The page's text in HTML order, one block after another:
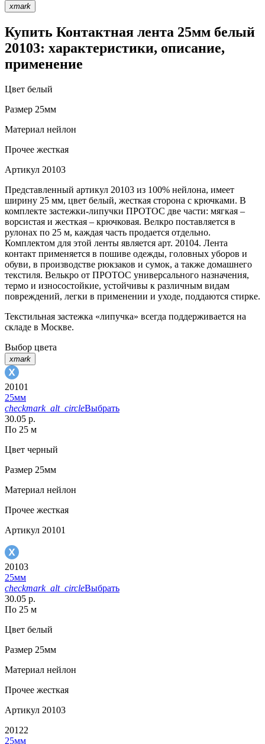
xmark
Купить Контактная лента 25мм белый
20103: характеристики, описание,
применение
Цвет белый
Размер 25мм
Материал нейлон
Прочее жесткая
Артикул 20103
Представленный артикул 20103 из 100% нейлона, имеет
ширину 25 мм, цвет белый, жесткая сторона с крючками. В
комплекте застежки-липучки ПРОТОС две части: мягкая –
ворсистая и жесткая – крючковая. Велкро поставляется в
рулонах по 25 м, каждая часть продается отдельно.
Комплектом для этой ленты является арт. 20104. Лента
контакт применяется в пошиве одежды, головных уборов и
обуви, в производстве рюкзаков и сумок, а также домашнего
текстиля. Велькро от ПРОТОС универсального назначения,
термо и износостойкие, устойчивы к различным видам
повреждений, легки в применении и уходе, поддаются стирке.
Текстильная застежка «липучка» всегда поддерживается на
складе в Москве.
Выбор цвета
xmark
20101
25мм
checkmark_alt_circleВыбрать
30.05 р.
По 25 м
Цвет черный
Размер 25мм
Материал нейлон
Прочее жесткая
Артикул 20101
20103
25мм
checkmark_alt_circleВыбрать
30.05 р.
По 25 м
Цвет белый
Размер 25мм
Материал нейлон
Прочее жесткая
Артикул 20103
20122
25мм